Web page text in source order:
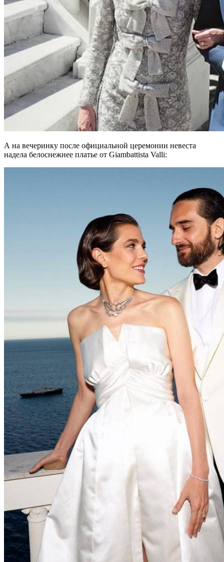
А на вечеринку после официальной церемонии невеста
надела белоснежнее платье от Giambattista Valli: